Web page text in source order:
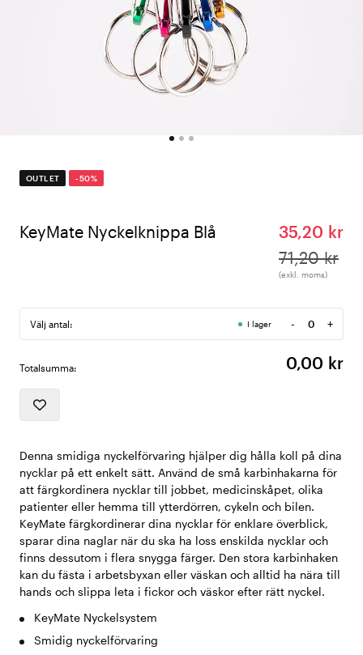
OUTLET -50%
KeyMate Nyckelknippa Blå
35,20 kr
71,20 kr
(exkl. moms)
Välj antal: I lager -
Antal
+
Totalsumma: 0,00 kr
Denna smidiga nyckelförvaring hjälper dig hålla koll på dina
nycklar på ett enkelt sätt. Använd de små karbinhakarna för
att färgkordinera nycklar till jobbet, medicinskåpet, olika
patienter eller hemma till ytterdörren, cykeln och bilen.
KeyMate färgkordinerar dina nycklar för enklare överblick,
sparar dina naglar när du ska ha loss enskilda nycklar och
finns dessutom i flera snygga färger. Den stora karbinhaken
kan du fästa i arbetsbyxan eller väskan och alltid ha nära till
hands och slippa leta i fickor och väskor efter rätt nyckel.
KeyMate Nyckelsystem
Smidig nyckelförvaring